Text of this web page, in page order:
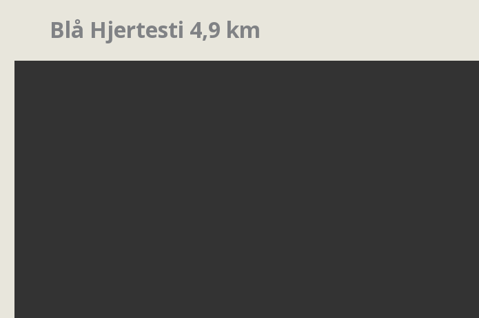
Blå Hjertesti 4,9 km